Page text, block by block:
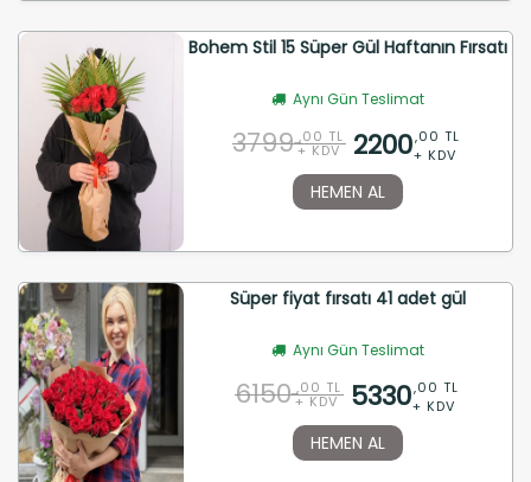
Bohem Stil 15 Süper Gül Haftanın Fırsatı
Aynı Gün Teslimat
3799 ,00 TL
+ KDV 2200,00 TL
+ KDV
HEMEN AL
Süper fiyat fırsatı 41 adet gül
Aynı Gün Teslimat
6150 ,00 TL
+ KDV 5330,00 TL
+ KDV
HEMEN AL